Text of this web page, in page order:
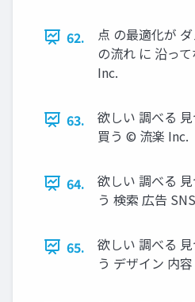
62.
点 の最適化が
の流れ に 沿っ
Inc.
63.
欲しい 調べる
買う © 流楽 Inc.
64.
欲しい 調べる
う 検索 広告
65.
欲しい 調べる
う デザイン 内